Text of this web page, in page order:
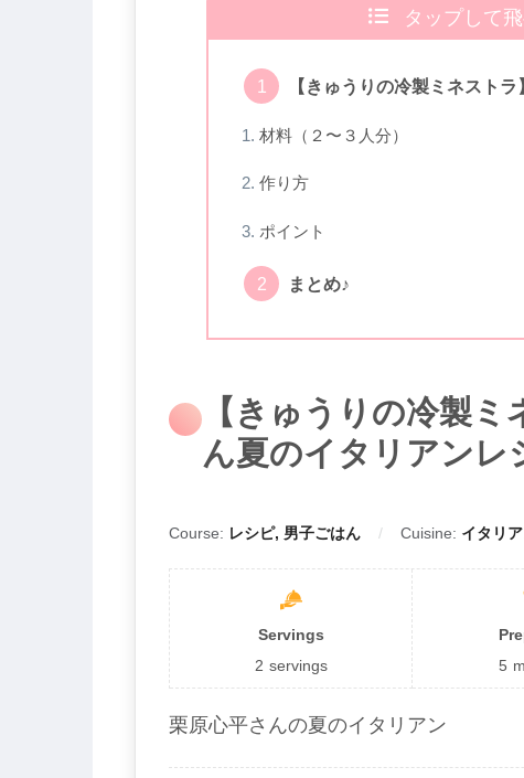
タップして
【きゅうりの冷製ミネスト
材料（２〜３人分）
作り方
ポイント
まとめ♪
【きゅうりの冷製
ん夏のイタリアンレ
Course: レシピ, 男子ごはん Cuisine: イタリ
Servings
2 servings
5
栗原心平さんの夏のイタリアン